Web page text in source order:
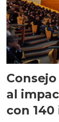
al
con